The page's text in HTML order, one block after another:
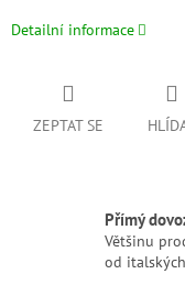
Detailní informace
ZEPTAT SE
Přímý
Většinu
od